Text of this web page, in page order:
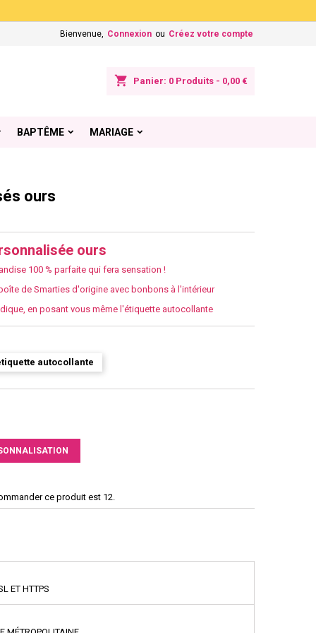
Bienvenue, Connexion ou Créez votre compte
shopping_cart Panier: 0 Produits - 0,00 €
BAPTÊME MARIAGE
ours
ours
100 % parfaite qui fera sensation !
de Smarties d'origine avec bonbons à l'intérieur
en posant vous même l'étiquette autocollante
autocollante
ce produit est 12.
ET HTTPS